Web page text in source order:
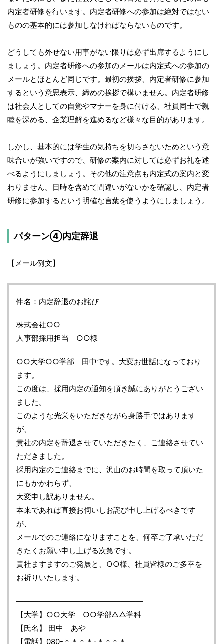
内定者研修を行います。内定者研修への参加は絶対ではない
ものの基本的には参加しなければならないものです。
どうしても外せない用事がない限りは必ず出席するようにし
ましょう。内定者研修への参加のメールは内定式への参加の
メールとほとんど同じです。最初の挨拶、内定者研修に参加
するという意思表示、締めの挨拶で構いません。内定者研修
は社会人としての自覚やマナーを身に付ける、社員同士で親
睦を深める、企業理解を進めるなど様々な目的があります。
しかし、基本的には学生の気持ちを切らさないためという意
味合いが強いですので、研修の案内に対しては必ずお礼を述
べるようにしましょう。その他の注意点も内定式の案内と変
わりません。日時を含めて間違いがないかを確認し、内定者
研修に参加するという明確な言葉を使うようにしましょう。
パターン④内定辞退
【メール例文】
件名：内定辞退のお詫び
株式会社○○
人事部採用担当 ○○様
○○大学○○学部 田中です。大変お世話になっており
ます。
この度は、採用内定の通知を頂き誠にありがとうござい
ました。
このような光栄をいただきながら身勝手ではあります
が、
貴社の内定を辞退させていただきたく、ご連絡させてい
ただきました。
採用内定のご連絡までに、沢山のお時間を取って頂いた
にもかかわらず、
大変申し訳ありません。
本来であれば直接お伺いしお詫び申し上げるべきです
が、
メールでのご連絡になりますことを、何卒ご了承いただ
きたくお願い申し上げる次第です。
貴社ますますのご発展と、○○様、社員皆様のご多幸を
お祈りいたします。
―――――――――――――――――
【大学】○○大学 ○○学部△△学科
【氏名】 田中 あや
【電話】080-＊＊＊＊-＊＊＊＊